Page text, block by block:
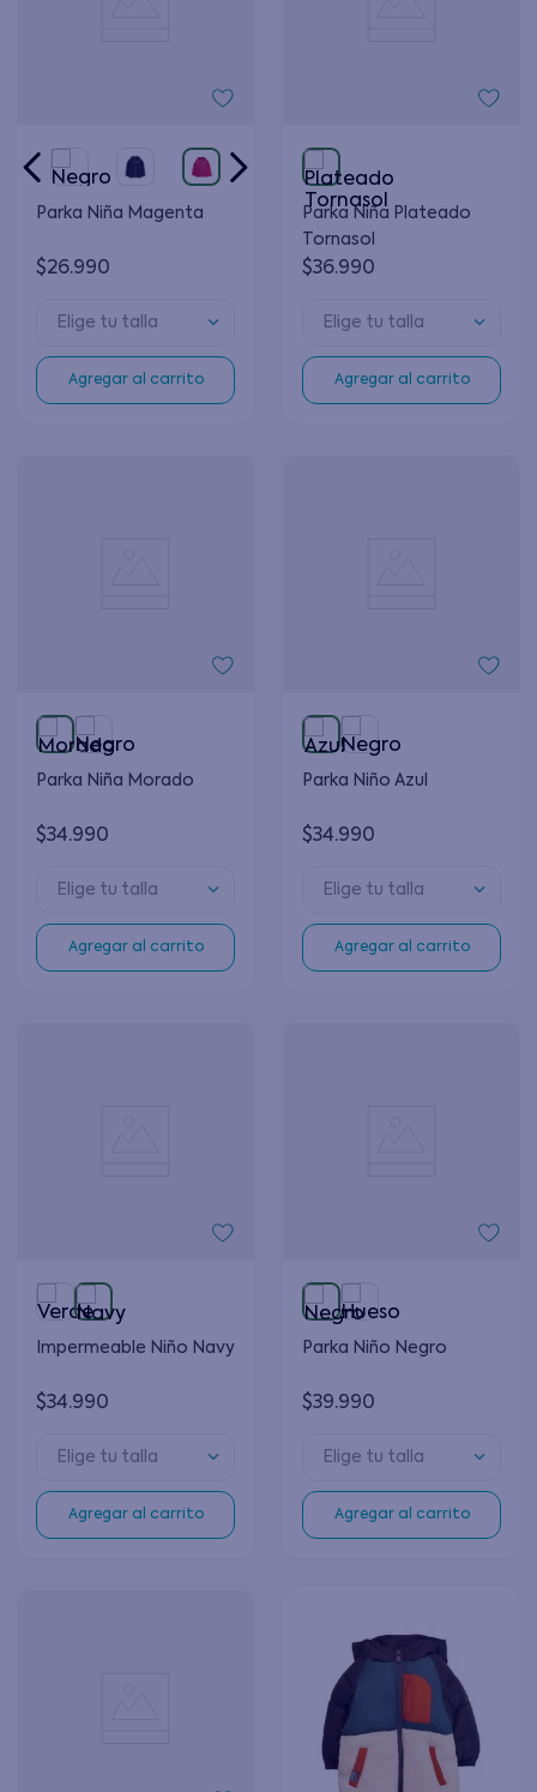
Parka Niña Magenta
$26.990
Elige tu talla
Agregar al carrito
Parka Niña Plateado
Tornasol
$36.990
Elige tu talla
Agregar al carrito
Parka Niña Morado
$34.990
Elige tu talla
Agregar al carrito
Parka Niño Azul
$34.990
Elige tu talla
Agregar al carrito
Impermeable Niño Navy
$34.990
Elige tu talla
Agregar al carrito
Parka Niño Negro
$39.990
Elige tu talla
Agregar al carrito